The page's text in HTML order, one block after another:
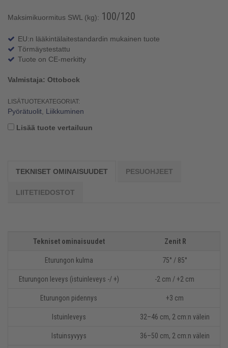
Maksimikuormitus SWL (kg): 100/120
EU:n lääkintälaitestandardin mukainen tuote
Törmäystestattu
Tuote on CE-merkitty
Valmistaja: Ottobock
LISÄTUOTEKATEGORIAT:
Pyörätuolit Liikkuminen
Lisää tuote vertailuun
TEKNISET OMINAISUUDET PESUOHJEET
LIITETIEDOSTOT
Tekniset ominaisuudet Zenit R
Eturungon kulma 75° / 85°
Eturungon leveys (istuinleveys -/ +) -2 cm / +2 cm
Eturungon pidennys +3 cm
Istuinleveys 32–46 cm, 2 cm:n välein
Istuinsyvyys 36–50 cm, 2 cm:n välein